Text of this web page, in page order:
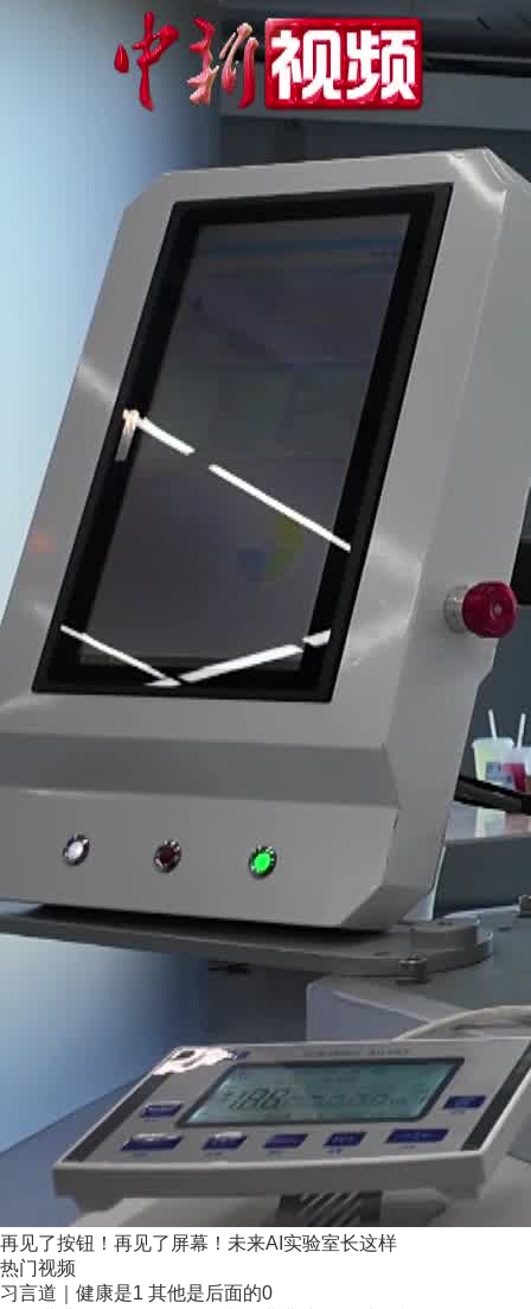
再见了按钮！再见了屏幕！未来AI实验室长这样
热门视频
习言道｜健康是1 其他是后面的0